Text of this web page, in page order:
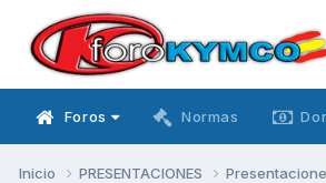
Foros Normas
Inicio PRESENTACIONES